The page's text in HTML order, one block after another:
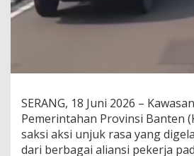
SERANG, 18 Juni 2026 –
Pemerintahan Provinsi Banten
saksi aksi unjuk rasa yang
dari berbagai aliansi pekerja